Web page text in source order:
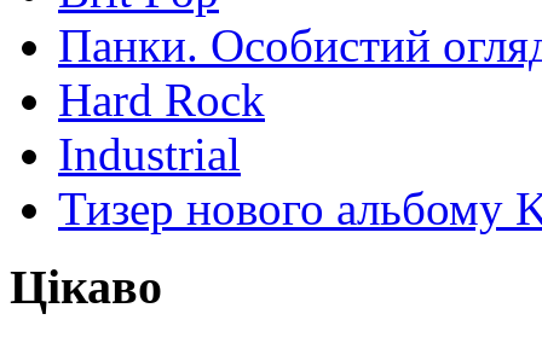
Панки. Особистий
Hard Rock
Industrial
Тизер нового альбому
Цікаво